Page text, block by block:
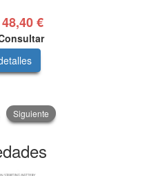
48,40 €
Siguiente